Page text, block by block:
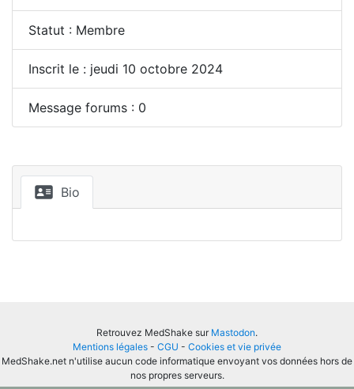
Statut : Membre
Inscrit le : jeudi 10 octobre 2024
Message forums : 0
Bio
Retrouvez MedShake sur Mastodon.
Mentions légales - CGU - Cookies et vie privée
MedShake.net n'utilise aucun code informatique envoyant vos données hors de
nos propres serveurs.